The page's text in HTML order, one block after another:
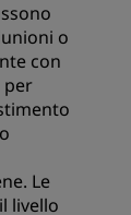
o
con
per
Le
livello